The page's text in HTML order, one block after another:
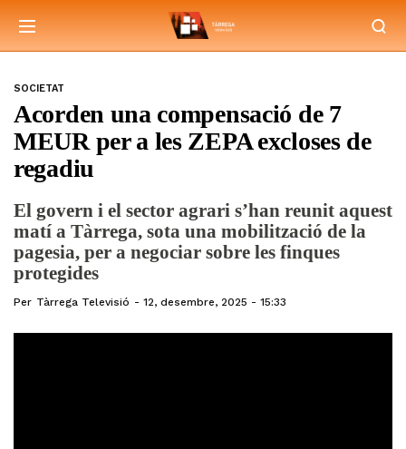
SOCIETAT
Acorden una compensació de 7
MEUR per a les ZEPA excloses de
regadiu
El govern i el sector agrari s’han reunit aquest
matí a Tàrrega, sota una mobilització de la
pagesia, per a negociar sobre les finques
protegides
Per Tàrrega Televisió 12, desembre, 2025 - 15:33